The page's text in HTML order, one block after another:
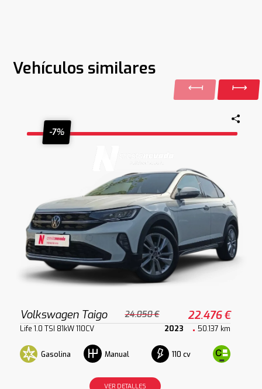
Vehículos similares
-7%
Volkswagen Taigo 24.050 € 22.476 €
Life 1.0 TSI 81kW 110CV 2023 50.137 km
Gasolina Manual 110 cv
VER DETALLES